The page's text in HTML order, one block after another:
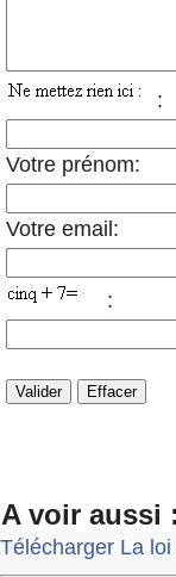
:
Votre prénom:
Votre email:
:
A voir aussi :
Télécharger La